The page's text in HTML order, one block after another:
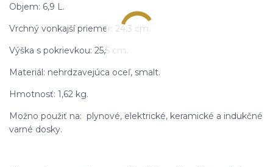
Objem: 6,9 L.
Vrchný vonkajší priemer: 24,3 cm.
Výška s pokrievkou: 25,5 cm.
Materiál: nehrdzavejúca oceľ, smalt.
Hmotnosť: 1,62 kg.
Možno použiť na: plynové, elektrické, keramické a indukčné
varné dosky.